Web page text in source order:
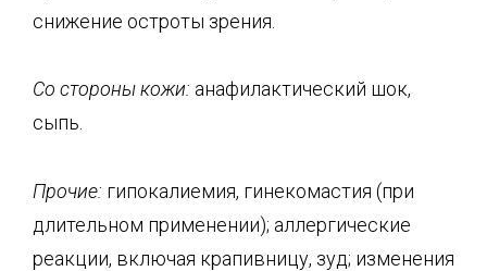
снижение остроты зрения.
Со стороны кожи: анафилактический шок,
сыпь.
Прочие: гипокалиемия, гинекомастия (при
длительном применении); аллергические
реакции, включая крапивницу, зуд; изменения